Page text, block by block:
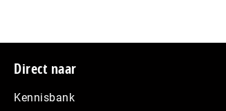
Footer
Direct naar
Kennisbank